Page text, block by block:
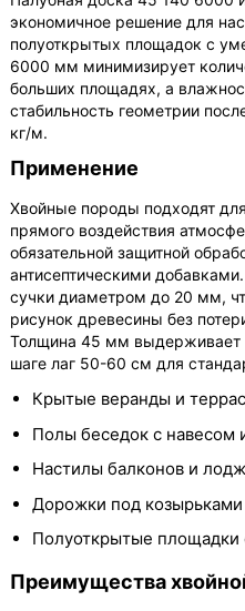
экономичное решение для
полуоткрытых площадок с
6000 мм минимизирует
больших площадях, а
стабильность геометрии
кг/м.
Применение
Хвойные породы подходят
прямого воздействия
обязательной защитной
антисептическими
сучки диаметром до 20 мм,
рисунок древесины без
Толщина 45 мм выдерживает
шаге лаг 50-60 см для
Крытые веранды и
Полы беседок с навесом
Настилы балконов и
Дорожки под козырьками
Полуоткрытые площадки
Преимущества